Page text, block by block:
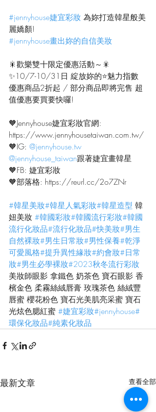
#jennyhouse婕宜彩妝 為妳打造韓星般美
麗嬌顏!
#jennyhouse畫出妳的自信美妝
🎇歡樂雙十限定優惠活動～🎇
✨10/7-10/31日 綻放妳的⭐魅力指數
優惠商品2折起 / 部分商品即將完售 超
值優惠要買要快囉!
🧡Jennyhouse婕宜彩妝官網:
https://www.jennyhousetaiwan.com.tw/
🧡IG: @jennyhouse.tw
@jennyhouse_taiwan跟著婕宜畫韓星
🧡FB: 婕宜彩妝
🧡部落格: https://reurl.cc/2o7ZNr
#韓星美妝#韓星人氣彩妝#韓星造型 韓
妞美妝 #韓國彩妝#韓國流行彩妝#韓國
流行化妝品#流行化妝品#快美妝#男生
自然裸妝#男生日常妝#男性保養#乾淨
可愛風格#提升異性緣妝#約會妝#日常
妝#男生必學裸妝#2023秋冬流行彩妝
美妝師眼影 拿鐵色 奶茶色 寶石眼影 香
檳金色 柔霧絲絨唇膏 玫瑰茶色 絲絨豐
唇蜜 櫻花粉色 寶石光美肌亮采蜜 寶石
光炫色腮紅蜜 #婕宜彩妝#jennyhouse#
環保化妝品#純素化妝品
最新文章 查看全部